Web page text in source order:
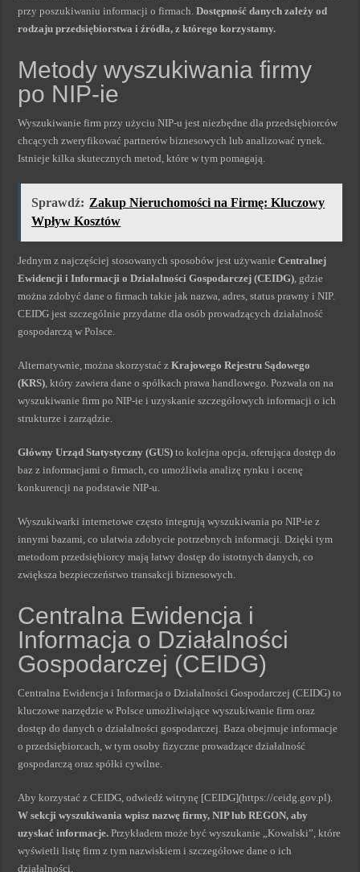
przy poszukiwaniu informacji o firmach.Dostępność danych zależy od
rodzaju przedsiębiorstwa i źródła, z którego korzystamy.
Metody wyszukiwania firmy
po NIP-ie
Wyszukiwanie firm przy użyciu NIP-u jest niezbędne dla przedsiębiorców
chcących zweryfikować partnerów biznesowych lub analizować rynek.
Istnieje kilka skutecznych metod, które w tym pomagają.
Sprawdź: Zakup Nieruchomości na Firmę: Kluczowy
Wpływ Kosztów
Jednym z najczęściej stosowanych sposobów jest używanieCentralnej
Ewidencji i Informacji o Działalności Gospodarczej (CEIDG), gdzie
można zdobyć dane o firmach takie jak nazwa, adres, status prawny i NIP.
CEIDG jest szczególnie przydatne dla osób prowadzących działalność
gospodarczą w Polsce.
Alternatywnie, można skorzystać zKrajowego Rejestru Sądowego
(KRS), który zawiera dane o spółkach prawa handlowego. Pozwala on na
wyszukiwanie firm po NIP-ie i uzyskanie szczegółowych informacji o ich
strukturze i zarządzie.
Główny Urząd Statystyczny (GUS) to kolejna opcja, oferująca dostęp do
baz z informacjami o firmach, co umożliwia analizę rynku i ocenę
konkurencji na podstawie NIP-u.
Wyszukiwarki internetowe często integrują wyszukiwania po NIP-ie z
innymi bazami, co ułatwia zdobycie potrzebnych informacji. Dzięki tym
metodom przedsiębiorcy mają łatwy dostęp do istotnych danych, co
zwiększa bezpieczeństwo transakcji biznesowych.
Centralna Ewidencja i
Informacja o Działalności
Gospodarczej (CEIDG)
Centralna Ewidencja i Informacja o Działalności Gospodarczej (CEIDG) to
kluczowe narzędzie w Polsce umożliwiające wyszukiwanie firm oraz
dostęp do danych o działalności gospodarczej. Baza obejmuje informacje
o przedsiębiorcach, w tym osoby fizyczne prowadzące działalność
gospodarczą oraz spółki cywilne.
Aby korzystać z CEIDG, odwiedź witrynę [CEIDG](https://ceidg.gov.pl).
W sekcji wyszukiwania wpisz nazwę firmy, NIP lub REGON, aby
uzyskać informacje. Przykładem może być wyszukanie „Kowalski”, które
wyświetli listę firm z tym nazwiskiem i szczegółowe dane o ich
działalności.